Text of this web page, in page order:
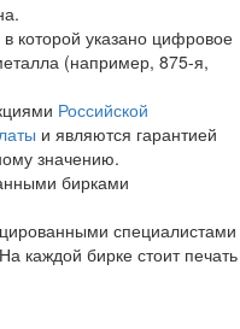
которой указано цифровое
(например, 875-я,
Российской
и являются гарантией
значению.
бирками
специалистами
каждой бирке стоит печать